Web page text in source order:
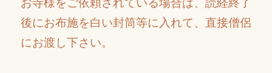
後にお布施を白い封筒等に入れて、直接僧侶
にお渡し下さい。